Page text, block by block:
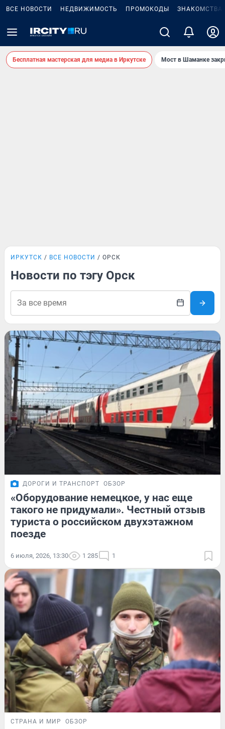
ВСЕ НОВОСТИ НЕДВИЖИМОСТЬ ПРОМОКОДЫ ЗНАКОМСТВА
Бесплатная мастерская для медиа в Иркутске Мост в Шаманке
ИРКУТСК ВСЕ НОВОСТИ ОРСК
Новости по тэгу Орск
ДОРОГИ И ТРАНСПОРТ ОБЗОР
«Оборудование немецкое, у нас еще
такого не придумали». Честный отзыв
туриста о российском двухэтажном
поезде
6 июля, 2026, 13:30 1 285 1
СТРАНА И МИР ОБЗОР